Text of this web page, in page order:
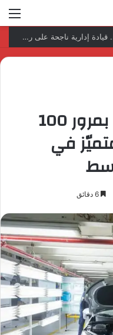
نتائج إيجابية بعد زيارة وفد الجامعة المصرية النتائج إيجابية بعد زيارة وفد الجامعة المصرية الروسية لمصنع الإلكترونياتروسية لمصنع الإلكترونيات
جنرال موتورز‘ تحتفل بمرور 100
في